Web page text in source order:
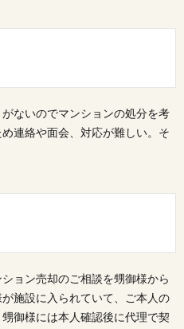
ないのでマンションの処分を考
連絡や面会、対応が難しい。そ
ョン売却のご相談を甥御様から
施設に入られていて、ご本人の
御様には本人確認後に代理で契